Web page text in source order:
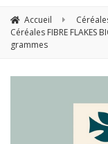
Accueil
Céréales FIBRE FLAKES
grammes